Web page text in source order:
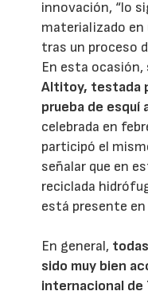
innovación, “lo
materializado
tras un proceso
En esta ocasión,
Altitoy, testada
prueba de esquí
celebrada en
participó el
señalar que en
reciclada
está presente
En general,
sido muy bien
internacional de